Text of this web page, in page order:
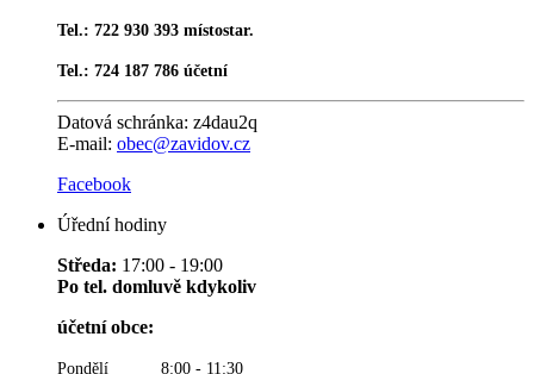
Tel.: 722 930 393 místostar.
Tel.: 724 187 786 účetní
Datová schránka: z4dau2q
E-mail: obec@zavidov.cz
Facebook
Úřední hodiny
Středa: 17:00 - 19:00
Po tel. domluvě kdykoliv
účetní obce:
Pondělí 8:00 - 11:30